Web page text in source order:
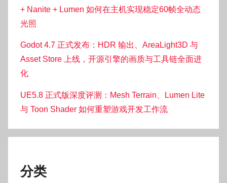
+ Nanite + Lumen 如何在主机实现稳定60帧全动态
光照
Godot 4.7 正式发布：HDR 输出、AreaLight3D 与
Asset Store 上线，开源引擎的画质与工具链全面进
化
UE5.8 正式版深度评测：Mesh Terrain、Lumen Lite
与 Toon Shader 如何重塑游戏开发工作流
分类